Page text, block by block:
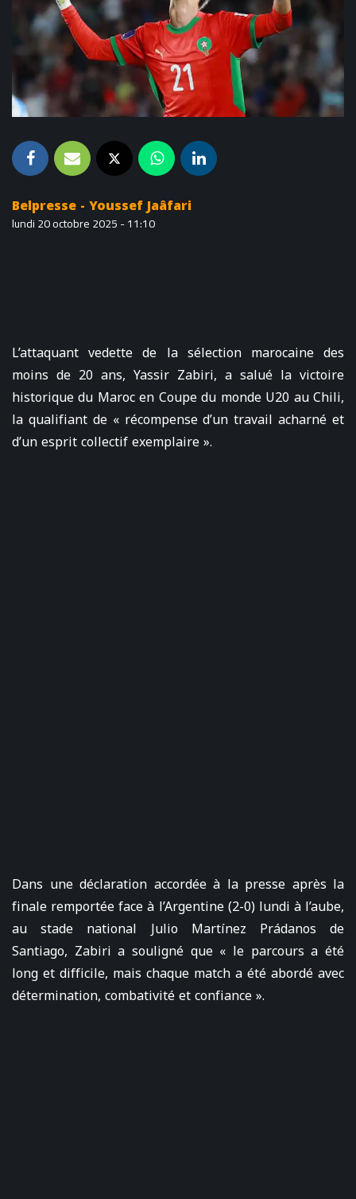
Belpresse - Youssef Jaâfari
lundi 20 octobre 2025 - 11:10
L’attaquant vedette de la sélection marocaine des
moins de 20 ans, Yassir Zabiri, a salué la victoire
historique du Maroc en Coupe du monde U20 au Chili,
la qualifiant de « récompense d’un travail acharné et
d’un esprit collectif exemplaire ».
Dans une déclaration accordée à la presse après la
finale remportée face à l’Argentine (2-0) lundi à l’aube,
au stade national Julio Martínez Prádanos de
Santiago, Zabiri a souligné que « le parcours a été
long et difficile, mais chaque match a été abordé avec
détermination, combativité et confiance ».